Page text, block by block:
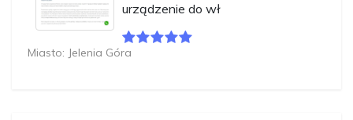
urządzenie do wł
Miasto: Jelenia Góra